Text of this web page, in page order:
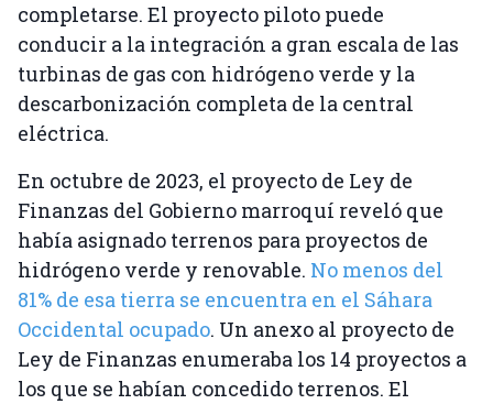
completarse. El proyecto piloto puede
conducir a la integración a gran escala de las
turbinas de gas con hidrógeno verde y la
descarbonización completa de la central
eléctrica.
En octubre de 2023, el proyecto de Ley de
Finanzas del Gobierno marroquí reveló que
había asignado terrenos para proyectos de
hidrógeno verde y renovable. No menos del
81% de esa tierra se encuentra en el Sáhara
Occidental ocupado. Un anexo al proyecto de
Ley de Finanzas enumeraba los 14 proyectos a
los que se habían concedido terrenos. El